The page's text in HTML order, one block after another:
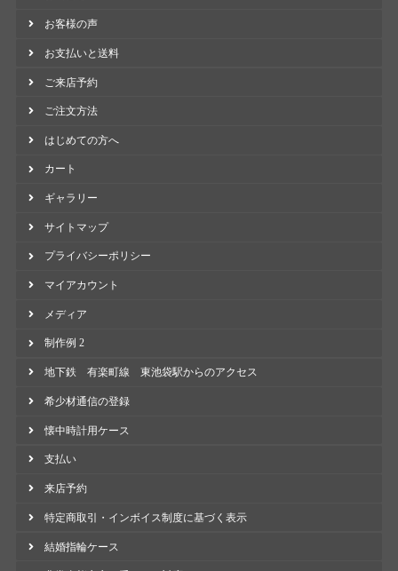
お客様の声
お支払いと送料
ご来店予約
ご注文方法
はじめての方へ
カート
ギャラリー
サイトマップ
プライバシーポリシー
マイアカウント
メディア
制作例 2
地下鉄 有楽町線 東池袋駅からのアクセス
希少材通信の登録
懐中時計用ケース
支払い
来店予約
特定商取引・インボイス制度に基づく表示
結婚指輪ケース